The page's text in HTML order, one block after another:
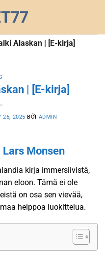
Alaskan | [E-kirja]
| [E-kirja]
26, 2025 BỞI ADMIN
Monsen
kirja​ immersiivistä,
eloon. Tämä ei ole
on osa sen vievää,
helppoa luokittelua.